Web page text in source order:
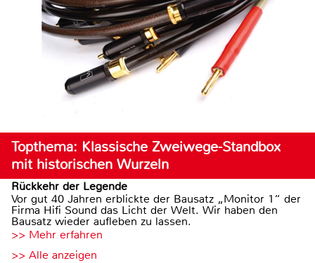
Topthema: Klassische Zweiwege-Standbox
mit historischen Wurzeln
Rückkehr der Legende
Vor gut 40 Jahren erblickte der Bausatz „Monitor 1“ der
Firma Hifi Sound das Licht der Welt. Wir haben den
Bausatz wieder aufleben zu lassen.
>> Mehr erfahren
>> Alle anzeigen